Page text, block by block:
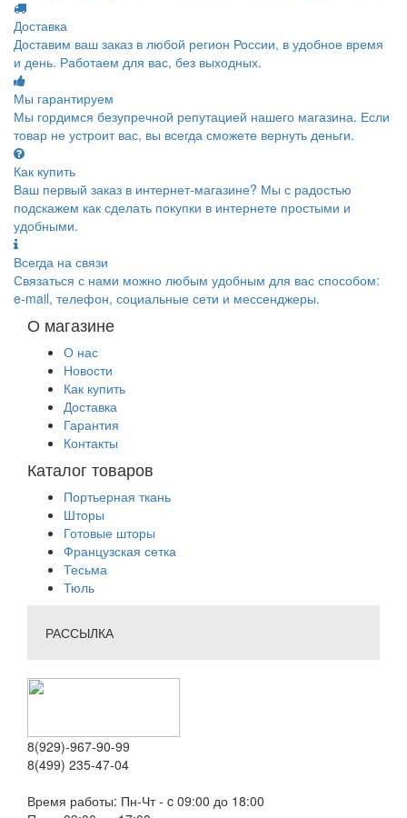
Доставка
Доставим ваш заказ в любой регион России, в удобное время
и день. Работаем для вас, без выходных.
Мы гарантируем
Мы гордимся безупречной репутацией нашего магазина. Если
товар не устроит вас, вы всегда сможете вернуть деньги.
Как купить
Ваш первый заказ в интернет-магазине? Мы с радостью
подскажем как сделать покупки в интернете простыми и
удобными.
Всегда на связи
Связаться с нами можно любым удобным для вас способом:
e-mail, телефон, социальные сети и мессенджеры.
О магазине
О нас
Новости
Как купить
Доставка
Гарантия
Контакты
Каталог товаров
Портьерная ткань
Шторы
Готовые шторы
Французская сетка
Тесьма
Тюль
РАССЫЛКА
8(929)-967-90-99
8(499) 235-47-04
Время работы: Пн-Чт - c 09:00 до 18:00